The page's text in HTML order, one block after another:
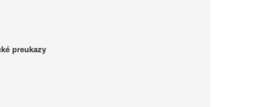
preukazy